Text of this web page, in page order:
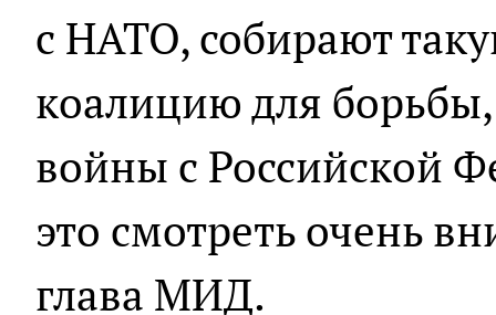
с НАТО, собирают
коалицию для
войны с Российской
это смотреть очень
глава МИД.